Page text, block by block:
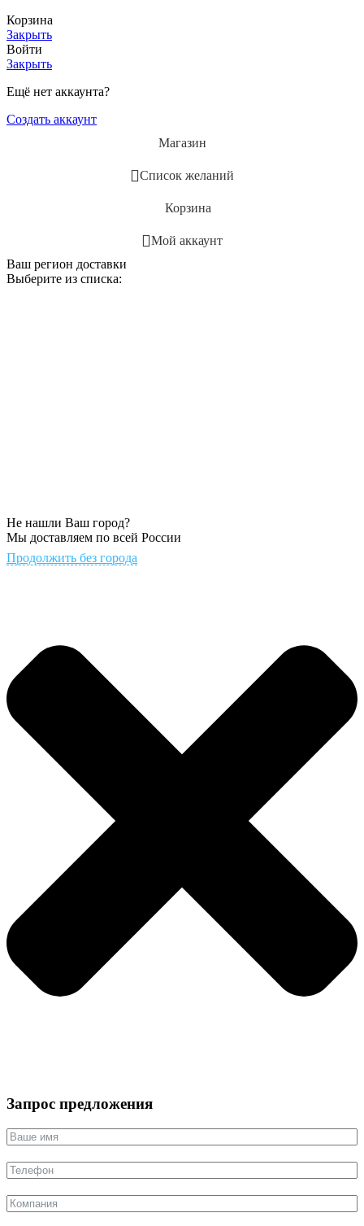
Корзина
Закрыть
Войти
Закрыть
Ещё нет аккаунта?
Создать аккаунт
Магазин
Список желаний
Корзина
Мой аккаунт
Ваш регион доставки
Выберите из списка:
Не нашли Ваш город?
Мы доставляем по всей России
Продолжить без города
Запрос предложения